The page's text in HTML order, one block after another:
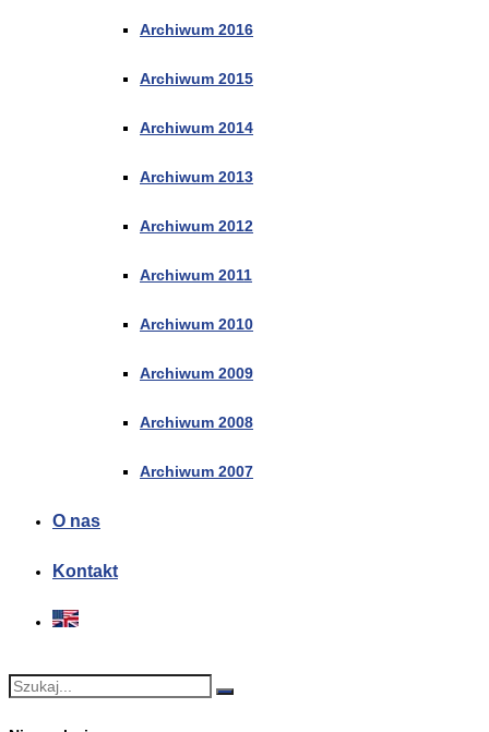
Archiwum 2016
Archiwum 2015
Archiwum 2014
Archiwum 2013
Archiwum 2012
Archiwum 2011
Archiwum 2010
Archiwum 2009
Archiwum 2008
Archiwum 2007
O nas
Kontakt